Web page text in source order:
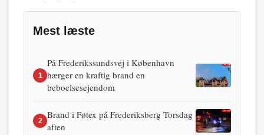
Mest læste
1
På Frederikssundsvej i København
hærger en kraftig brand en
beboelsesejendom
2
Brand i Føtex på Frederiksberg Torsdag
aften